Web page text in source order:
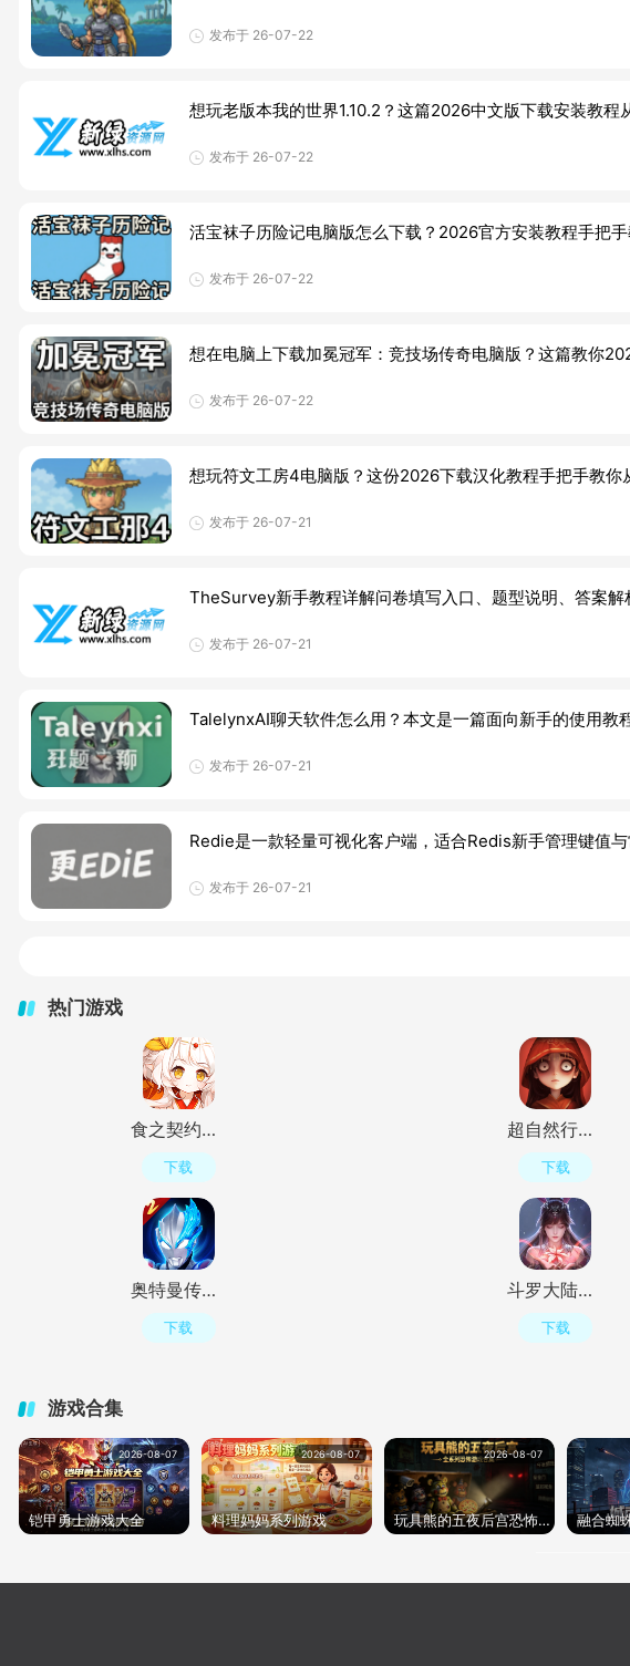
发布于 26-07-22
想玩老版本我的世界1.10.2？这篇2026中文版下载安装教
发布于 26-07-22
活宝袜子历险记电脑版怎么下载？2026官方安装教程手把
发布于 26-07-22
想在电脑上下载加冕冠军：竞技场传奇电脑版？这篇教你
发布于 26-07-22
想玩符文工房4电脑版？这份2026下载汉化教程手把手教你
发布于 26-07-21
TheSurvey新手教程详解问卷填写入口、题型说明、答案
发布于 26-07-21
TalelynxAI聊天软件怎么用？本文是一篇面向新手的使用
发布于 26-07-21
Redie是一款轻量可视化客户端，适合Redis新手管理键值
发布于 26-07-21
热门游戏
食之契约正式服手机版v3.73.1安卓版
下载
超自然行动组手游官方正版v1.31.3.001 最新版
下载
奥特曼传奇英雄2官方正版v3.2.0 最新版
下载
斗罗大陆魂师对决官服v2.41.2 最新版
下载
游戏合集
铠甲勇士游戏大全
2026-08-07
料理妈妈系列游戏
2026-08-07
玩具熊的五夜后宫恐怖游戏大全
2026-08-07
融合蜘